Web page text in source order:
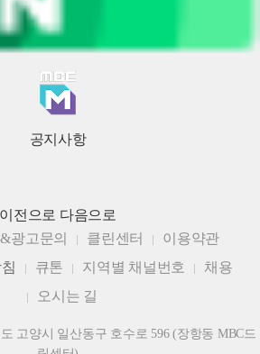
공지사항
이전으로 다음으로
광고문의 클린센터
이용약관
큐톤 지역별 채널번호
채용
오시는 길
고양시 일산동구 호수로 596 (장항동 MBC드